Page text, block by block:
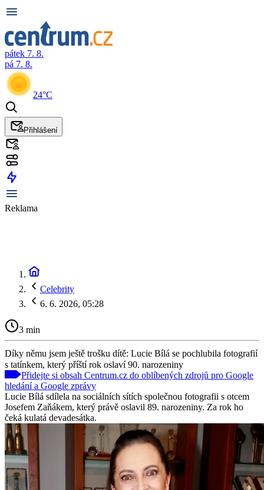
pátek 7. 8.
pá 7. 8.
24°C
Přihlášení
Reklama
Celebrity
6. 6. 2026, 05:28
3 min
Díky němu jsem ještě trošku dítě: Lucie Bílá se pochlubila fotografií
s tatínkem, který příští rok oslaví 90. narozeniny
Přidejte si obsah Centrum.cz do oblíbených zdrojů pro Google
hledání a Google zprávy
Lucie Bílá sdílela na sociálních sítích společnou fotografii s otcem
Josefem Zaňákem, který právě oslavil 89. narozeniny. Za rok ho
čeká kulatá devadesátka.